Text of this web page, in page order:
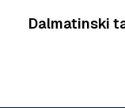
Dalmatinski